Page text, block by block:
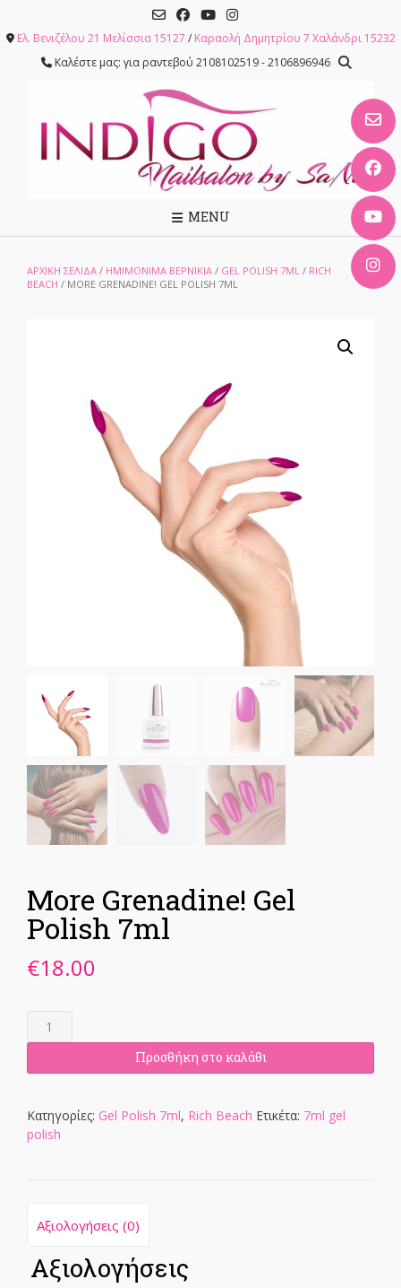
content
Ελ. Βενιζέλου 21 Μελίσσια 15127 / Καραολή Δημητρίου 7 Χαλάνδρι 15232
Καλέστε μας: για ραντεβού 2108102519 - 2106896946
MENU
ΑΡΧΙΚΉ ΣΕΛΊΔΑ / ΗΜΙΜΟΝΙΜΑ ΒΕΡΝΙΚΙΑ / GEL POLISH 7ML / RICH
BEACH / MORE GRENADINE! GEL POLISH 7ML
More Grenadine! Gel
Polish 7ml
€18.00
More
Grenadine!
Polish
ποσότητα
Προσθήκη στο καλάθι
Κατηγορίες: Gel Polish 7ml, Rich Beach Ετικέτα: 7ml gel
polish
Αξιολογήσεις (0)
Αξιολογήσεις